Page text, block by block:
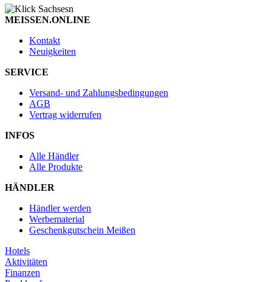
MEISSEN.ONLINE
Kontakt
Neuigkeiten
SERVICE
Versand- und Zahlungsbedingungen
AGB
Vertrag widerrufen
INFOS
Alle Händler
Alle Produkte
HÄNDLER
Händler werden
Werbematerial
Geschenkgutschein Meißen
Hotels
Aktivitäten
Finanzen